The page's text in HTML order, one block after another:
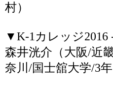
村）
▼K-1カレッジ2016
森井洸介（大阪/近
奈川/国士舘大学/3年